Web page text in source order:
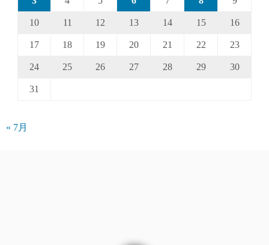
10 11 12 13 14 15 16
17 18 19 20 21 22 23
24 25 26 27 28 29 30
31
« 7月